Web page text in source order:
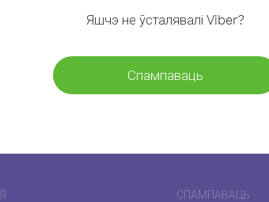
Яшчэ не ўсталявалі Viber?
Спампаваць
СПАМПАВАЦЬ